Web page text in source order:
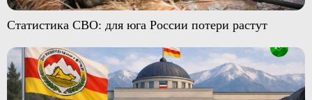
Статистика СВО: для юга России потери растут